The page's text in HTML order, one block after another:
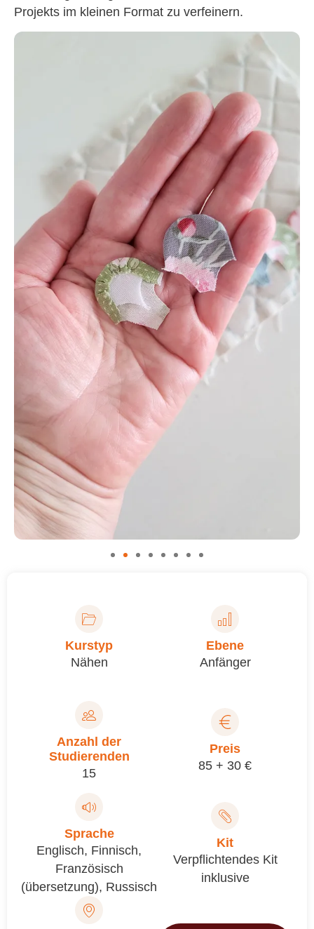
Projekts im kleinen Format zu verfeinern.
Kurstyp
Nähen
Ebene
Anfänger
Anzahl der
Studierenden
15
Preis
85 + 30 €
Sprache
Englisch, Finnisch,
Französisch
(übersetzung), Russisch
Kit
Verpflichtendes Kit
inklusive